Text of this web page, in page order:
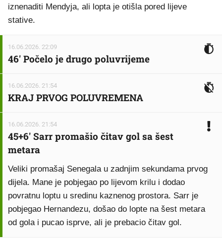
iznenaditi Mendyja, ali lopta je otišla pored lijeve
stative.
16.06.2026. 22:09
46' Počelo je drugo poluvrijeme
16.06.2026. 21:54
KRAJ PRVOG POLUVREMENA
16.06.2026. 21:54
45+6' Sarr promašio čitav gol sa šest
metara
Veliki promašaj Senegala u zadnjim sekundama prvog
dijela. Mane je pobjegao po lijevom krilu i dodao
povratnu loptu u sredinu kaznenog prostora. Sarr je
pobjegao Hernandezu, došao do lopte na šest metara
od gola i pucao isprve, ali je prebacio čitav gol.